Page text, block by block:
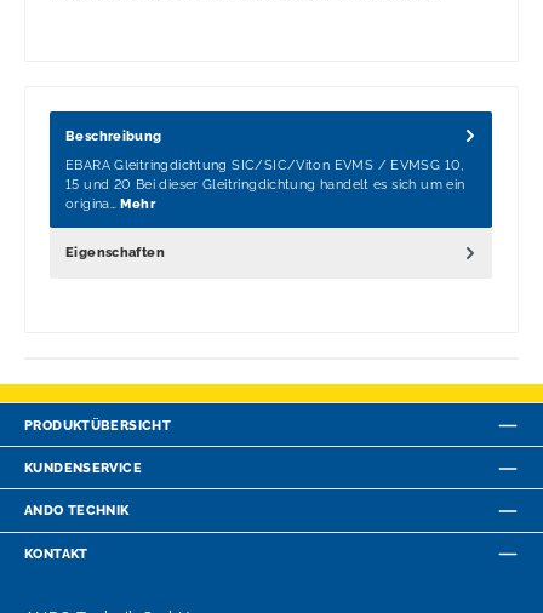
Beschreibung
EBARA Gleitringdichtung SIC/SIC/Viton EVMS / EVMSG 10,
15 und 20 Bei dieser Gleitringdichtung handelt es sich um ein
origina…Mehr
Eigenschaften
PRODUKTÜBERSICHT
KUNDENSERVICE
ANDO TECHNIK
KONTAKT